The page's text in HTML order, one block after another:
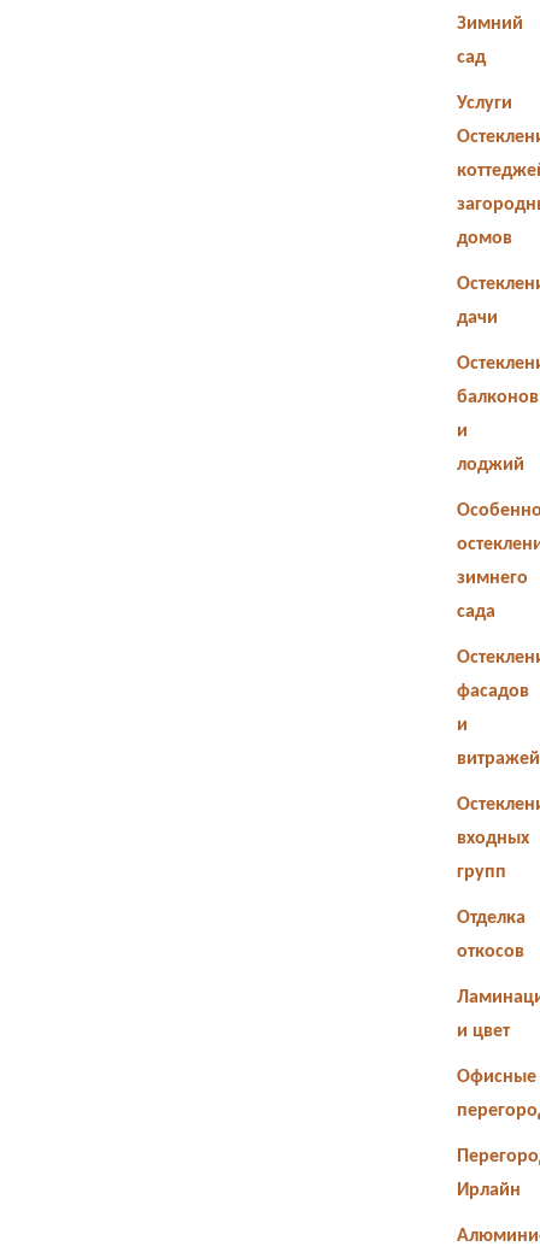
Зимний
сад
Услуги
домов
дачи
балконов
и
лоджий
зимнего
сада
фасадов
и
витражей
входных
групп
Отделка
откосов
и цвет
Офисные
Ирлайн